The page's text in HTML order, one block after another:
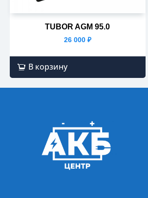
TUBOR AGM 95.0
26 000 ₽
В корзину